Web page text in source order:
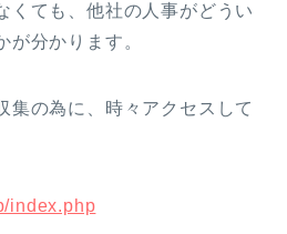
くても、他社の人事がどうい
が分かります。
集の為に、時々アクセスして
index.php